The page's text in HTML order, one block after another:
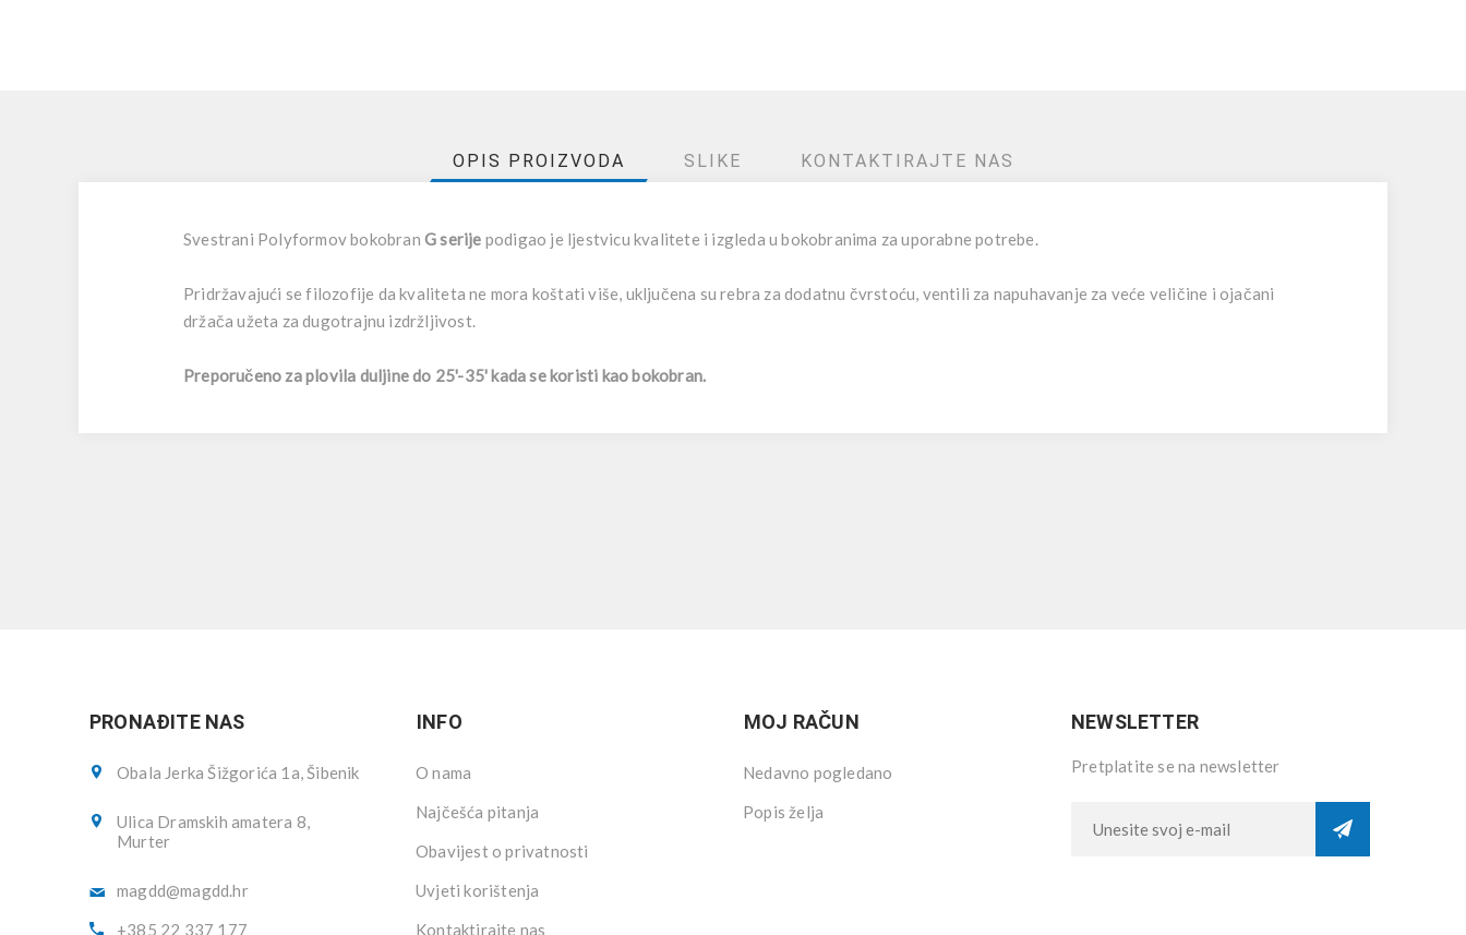
OPIS PROIZVODA SLIKE KONTAKTIRAJTE NAS
Svestrani Polyformov bokobran G serije podigao je ljestvicu kvalitete i izgleda u bokobranima za uporabne potrebe.
Pridržavajući se filozofije da kvaliteta ne mora koštati više, uključena su rebra za dodatnu čvrstoću, ventili za napuhavanje za veće veličine i ojačani
držača užeta za dugotrajnu izdržljivost.
Preporučeno za plovila duljine do 25'-35' kada se koristi kao bokobran.
PRONAĐITE NAS
Obala Jerka Šižgorića 1a, Šibenik
Ulica Dramskih amatera 8,
Murter
magdd@magdd.hr
+385 22 337 177
INFO
O nama
Najčešća pitanja
Obavijest o privatnosti
Uvjeti korištenja
Kontaktirajte nas
MOJ RAČUN
Nedavno pogledano
Popis želja
NEWSLETTER
Pretplatite se na newsletter